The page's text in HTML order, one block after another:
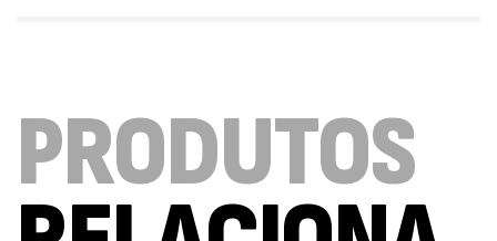
Ostrovit
Saúde Óssea
9,50
PRODUTOS